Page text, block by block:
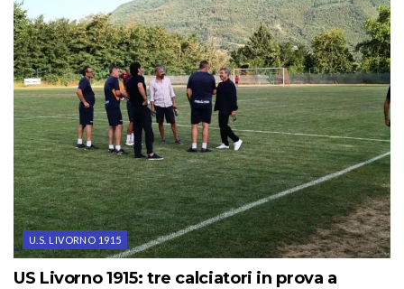
U.S. LIVORNO 1915
US Livorno 1915: tre calciatori in prova a